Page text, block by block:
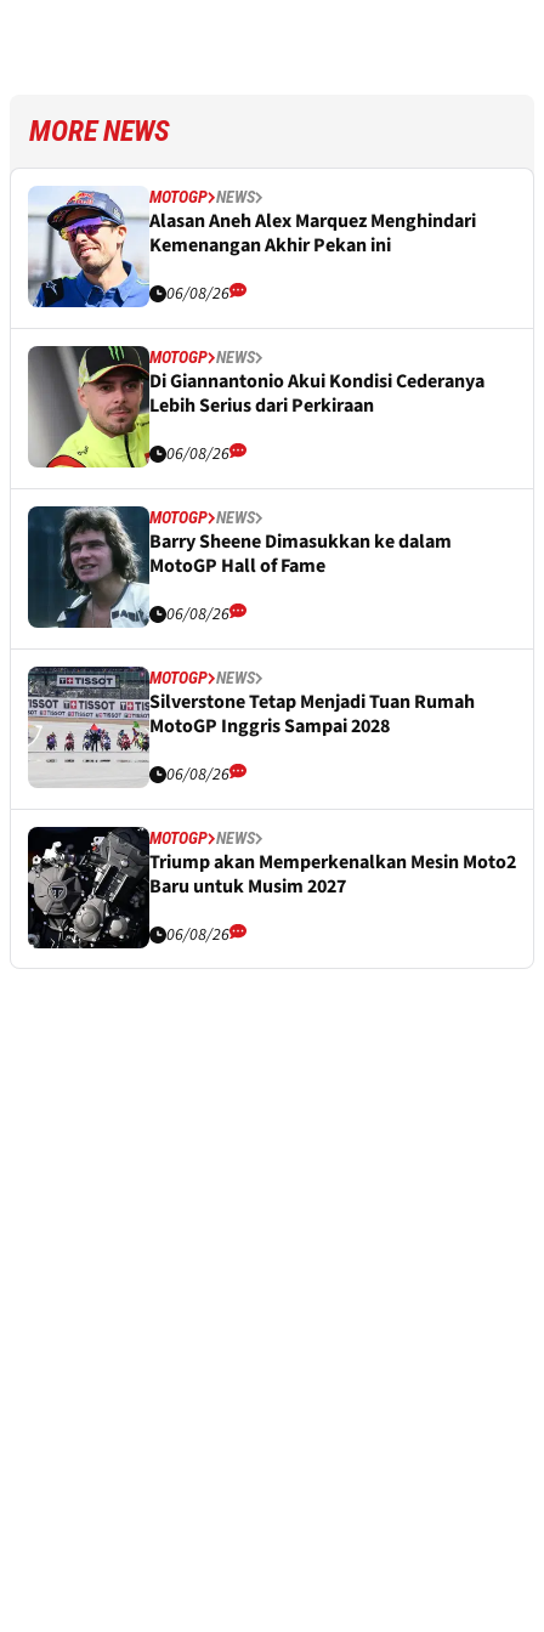
MORE NEWS
MOTOGP NEWS
Alasan Aneh Alex Marquez Menghindari
Kemenangan Akhir Pekan ini
06/08/26
MOTOGP NEWS
Di Giannantonio Akui Kondisi Cederanya
Lebih Serius dari Perkiraan
06/08/26
MOTOGP NEWS
Barry Sheene Dimasukkan ke dalam
MotoGP Hall of Fame
06/08/26
MOTOGP NEWS
Silverstone Tetap Menjadi Tuan Rumah
MotoGP Inggris Sampai 2028
06/08/26
MOTOGP NEWS
Triump akan Memperkenalkan Mesin Moto2
Baru untuk Musim 2027
06/08/26